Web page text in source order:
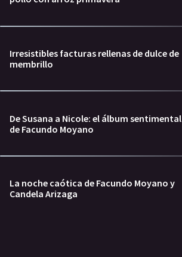
Irresistibles facturas rellenas de dulce de
membrillo
De Susana a Nicole: el álbum sentimental
de Facundo Moyano
La noche caótica de Facundo Moyano y
Candela Arizaga